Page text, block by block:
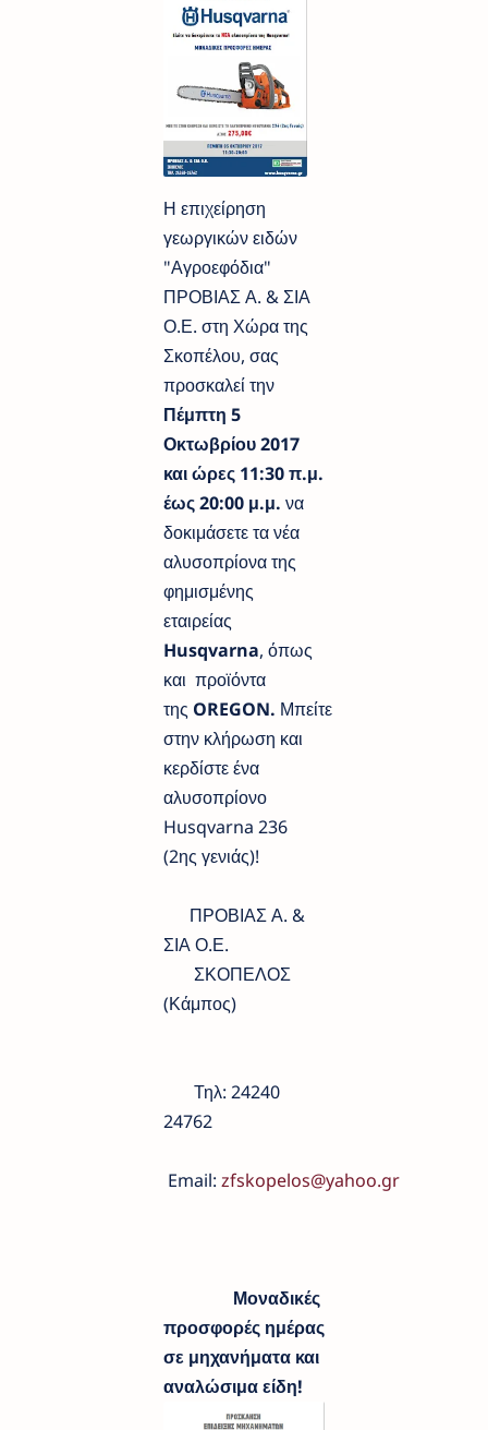
Η επιχείρηση
γεωργικών ειδών
"Αγροεφόδια"
ΠΡΟΒΙΑΣ Α. & ΣΙΑ
Ο.Ε. στη Χώρα της
Σκοπέλου, σας
προσκαλεί την
Πέμπτη 5
Οκτωβρίου 2017
και ώρες 11:30 π.μ.
έως 20:00 μ.μ. να
δοκιμάσετε τα νέα
αλυσοπρίονα της
φημισμένης
εταιρείας
Husqvarna, όπως
και προϊόντα
της OREGON. Μπείτε
στην κλήρωση και
κερδίστε ένα
αλυσοπρίονο
Husqvarna 236
(2ης γενιάς)!
ΠΡΟΒΙΑΣ Α. &
ΣΙΑ Ο.Ε.
ΣΚΟΠΕΛΟΣ
(Κάμπος)
Τηλ: 24240
24762
Email:zfskopelos@yahoo.gr
Μοναδικές
προσφορές ημέρας
σε μηχανήματα και
αναλώσιμα είδη!